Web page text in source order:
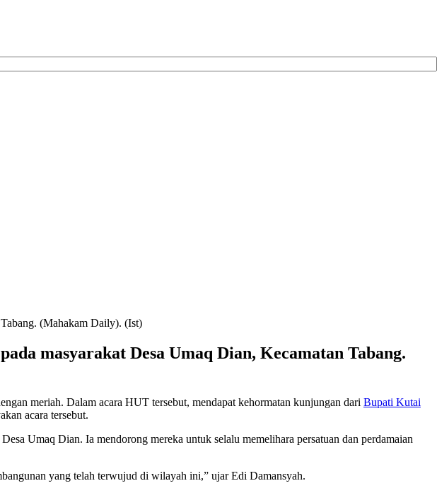
masyarakat Desa Umaq Dian, Kecamatan Tabang.
meriah. Dalam acara HUT tersebut, mendapat kehormatan kunjungan dari Bupati Kutai
acara tersebut.
Umaq Dian. Ia mendorong mereka untuk selalu memelihara persatuan dan perdamaian
yang telah terwujud di wilayah ini,” ujar Edi Damansyah.